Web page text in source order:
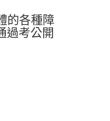
的各種障
過考公開